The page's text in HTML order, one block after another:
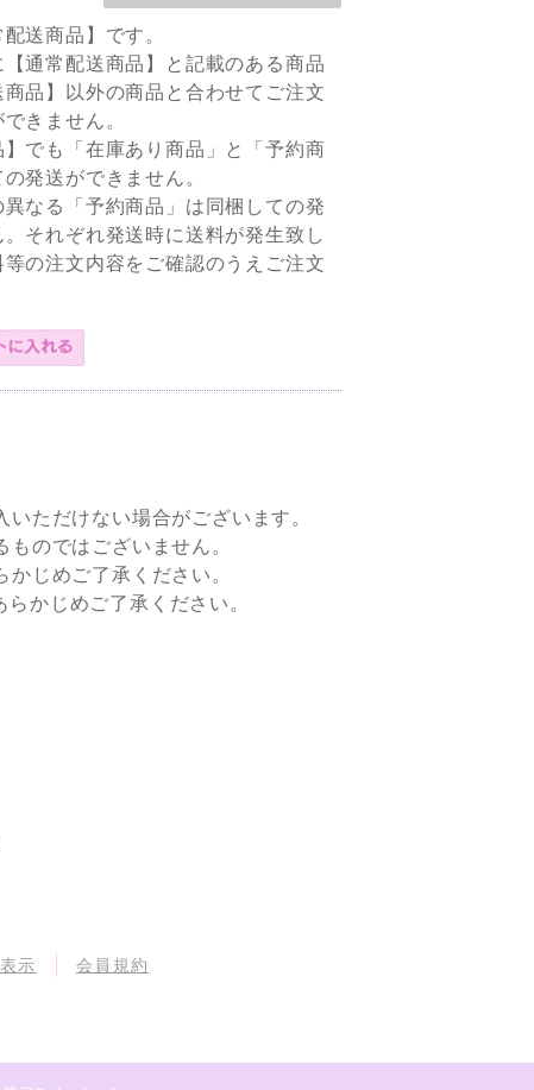
送商品】です。
通常配送商品】と記載のある商品
品】以外の商品と合わせてご注文
きません。
】でも「在庫あり商品」と「予約商
発送ができません。
なる「予約商品」は同梱しての発
それぞれ発送時に送料が発生致し
の注文内容をご確認のうえご注文
ただけない場合がございます。
のではございません。
じめご了承ください。
じめご了承ください。
示 会員規約